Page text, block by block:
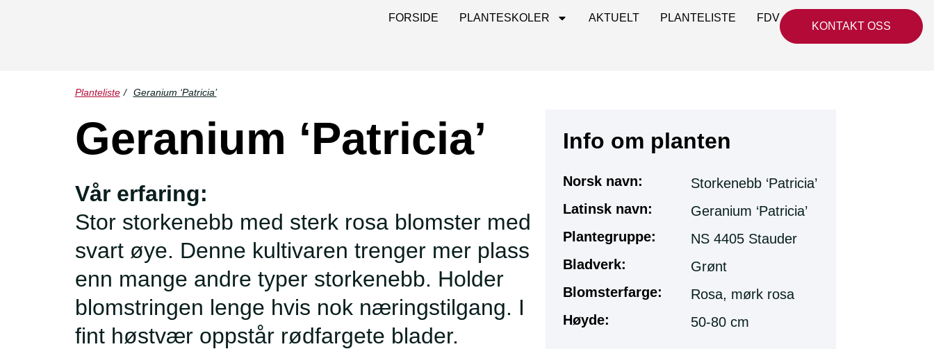
FORSIDE PLANTESKOLER AKTUELT PLANTELISTE FDV
KONTAKT OSS
Planteliste / Geranium ‘Patricia’
Geranium ‘Patricia’
Vår erfaring:
Stor storkenebb med sterk rosa blomster med
svart øye. Denne kultivaren trenger mer plass
enn mange andre typer storkenebb. Holder
blomstringen lenge hvis nok næringstilgang. I
fint høstvær oppstår rødfargete blader.
Info om planten
Norsk navn:
Storkenebb ‘Patricia’
Latinsk navn:
Geranium ‘Patricia’
Plantegruppe:
NS 4405 Stauder
Bladverk:
Grønt
Blomsterfarge:
Rosa, mørk rosa
Høyde:
50-80 cm